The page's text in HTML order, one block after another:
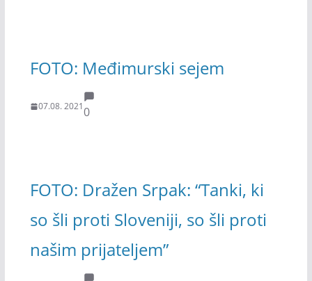
FOTO: Međimurski sejem
07.08. 20210
FOTO: Dražen Srpak: “Tanki, ki
so šli proti Sloveniji, so šli proti
našim prijateljem”